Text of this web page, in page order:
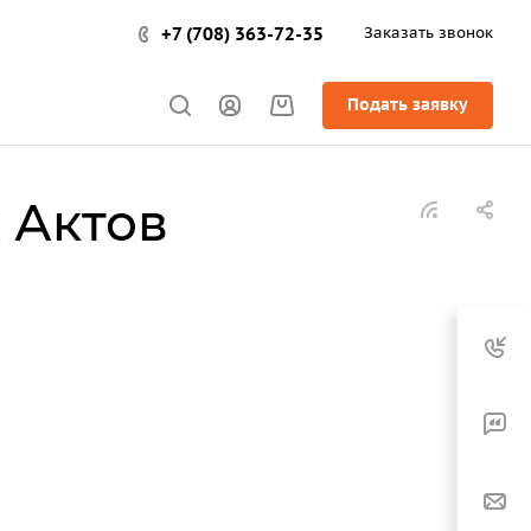
+7 (708) 363-72-35 Заказать звонок
Подать заявку